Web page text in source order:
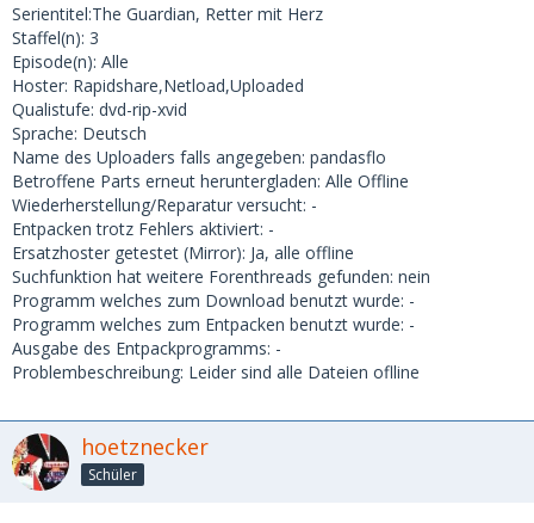
Serientitel:The Guardian, Retter mit Herz
Staffel(n): 3
Episode(n): Alle
Hoster: Rapidshare,Netload,Uploaded
Qualistufe: dvd-rip-xvid
Sprache: Deutsch
Name des Uploaders falls angegeben: pandasflo
Betroffene Parts erneut heruntergladen: Alle Offline
Wiederherstellung/Reparatur versucht: -
Entpacken trotz Fehlers aktiviert: -
Ersatzhoster getestet (Mirror): Ja, alle offline
Suchfunktion hat weitere Forenthreads gefunden: nein
Programm welches zum Download benutzt wurde: -
Programm welches zum Entpacken benutzt wurde: -
Ausgabe des Entpackprogramms: -
Problembeschreibung: Leider sind alle Dateien oflline
hoetznecker
Schüler